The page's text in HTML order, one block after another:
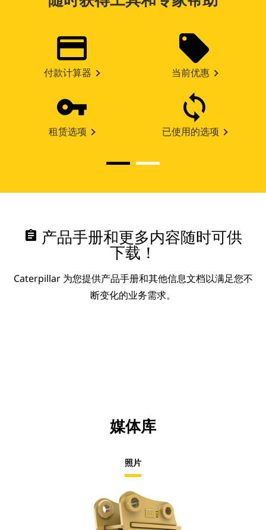
付款计算器 当前优惠
租赁选项 已使用的选项
assignment 产品手册和更多内容随时可供
下载！
Caterpillar 为您提供产品手册和其他信息文档以满足您不
断变化的业务需求。
媒体库
照片